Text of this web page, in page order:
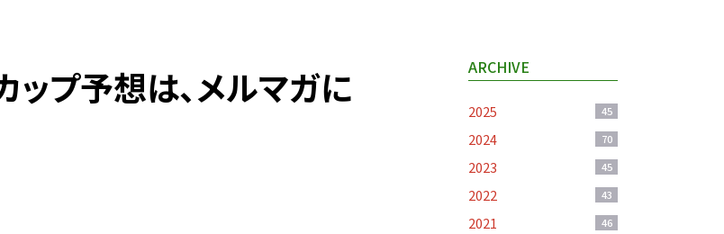
プ予想は、メルマガに
ARCHIVE
2025 45
2024 70
2023 45
2022 43
2021 46